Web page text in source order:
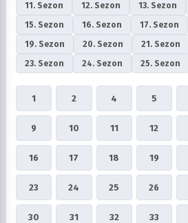
11. Sezon
12. Sezon 13. Sezon
15. Sezon
16. Sezon 17. Sezon
19. Sezon
20. Sezon 21. Sezon
23. Sezon
24. Sezon 25. Sezon
1 2 4 5
9 10 11 12
16 17 18 19
23 24 25 26
30 31 32 33